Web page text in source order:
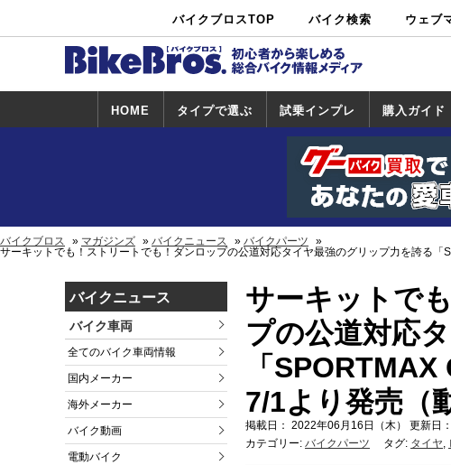
バイクブロスTOP バイク検索
中古バイ
ク・新車検
カタログ検
索
ショップ検
索
ウェブ
HOME タイプで選ぶ 試乗インプレ
試乗インプレ
一覧
ホンダ
ヤマハ
スズキ
カワサキ
ハーレー
BMW
トライアンフ
ドゥカティ
購入ガイド
一覧
バイクブロス マガジンズ バイクニュース
バイクパーツ
サーキットでも！ストリートでも！ダンロップの公道対応タイヤ最強のグリップ力を誇る「
バイクニュース
バイク車両
全てのバイク車両情報
国内メーカー
海外メーカー
バイク動画
電動バイク
サーキットで
プの公道対応
「
7/1より発売（
掲載日： 2022年06月16日（木） 更新日
カテゴリー: バイクパーツ タグ: タイヤ,